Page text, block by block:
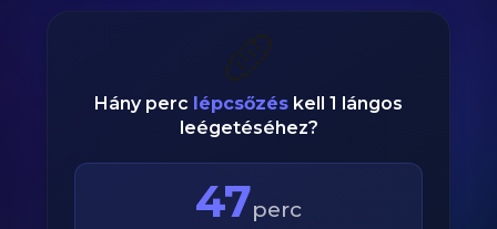
🥖
Hány perc lépcsőzés kell 1 lángos
leégetéséhez?
47perc